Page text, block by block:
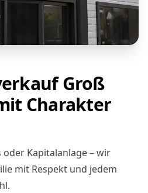
Groß
Charakter
Kapitalanlage – wir
mit Respekt und jedem